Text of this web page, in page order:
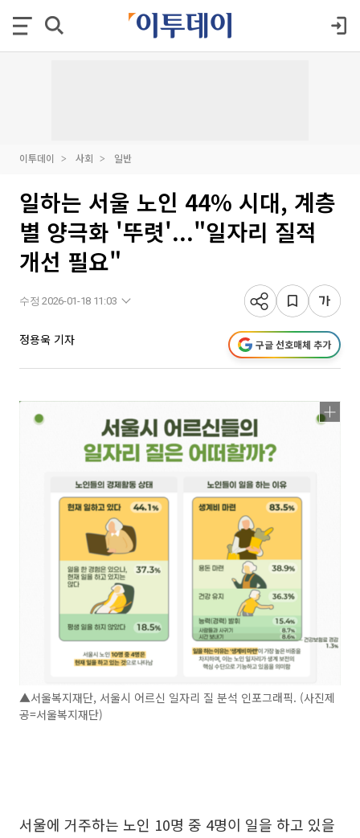
이투데이 사회 일반
일하는 서울 노인 44% 시대, 계층
별 양극화 '뚜렷'..."일자리 질적
개선 필요"
수정 2026-01-18 11:03
정용욱 기자 구글 선호매체 추가
▲서울복지재단, 서울시 어르신 일자리 질 분석 인포그래픽. (사진제
공=서울복지재단)
서울에 거주하는 노인 10명 중 4명이 일을 하고 있을